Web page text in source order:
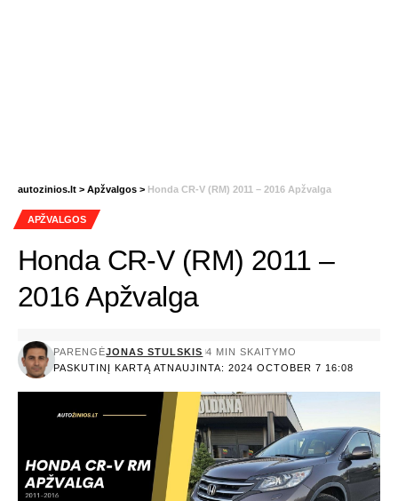
autozinios.lt > Apžvalgos > Honda CR-V (RM) 2011 – 2016 Apžvalga
APŽVALGOS
Honda CR-V (RM) 2011 –
2016 Apžvalga
PASKUTINĮ KARTĄ ATNAUJINTA: 2024 OCTOBER 7 16:08
PARENGĖJONAS STULSKIS 4 MIN SKAITYMO